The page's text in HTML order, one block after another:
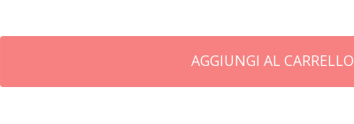
AGGIUNGI AL CARRELLO